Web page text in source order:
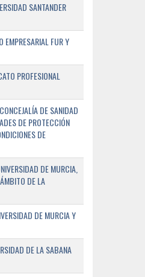
SANTANDER
EMPRESARIAL FUR Y
PROFESIONAL
DE SANIDAD
DE PROTECCIÓN
DE
DE MURCIA,
DE LA
DE MURCIA Y
DE LA SABANA